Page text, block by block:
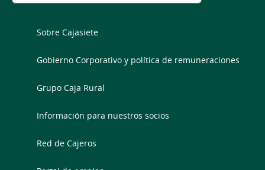
Sobre Cajasiete
Gobierno Corporativo y política de remuneraciones
Grupo Caja Rural
Información para nuestros socios
Red de Cajeros